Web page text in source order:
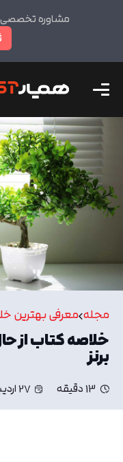
مشاوره
مجله معرفی بهترین
خلاصه کتاب از
برنز
13 دقیقه 27 اردیبهشت, 19:05